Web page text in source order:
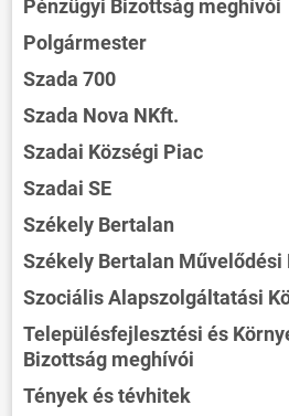
Pénzügyi Bizottság meghívói
Polgármester
Szada 700
Szada Nova NKft.
Szadai Községi Piac
Szadai SE
Székely Bertalan
Székely Bertalan Művelődési
Szociális Alapszolgáltatási
Településfejlesztési és
Bizottság meghívói
Tények és tévhitek